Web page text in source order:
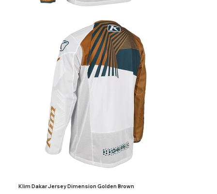
Klim Dakar Jersey Dimension Golden Brown